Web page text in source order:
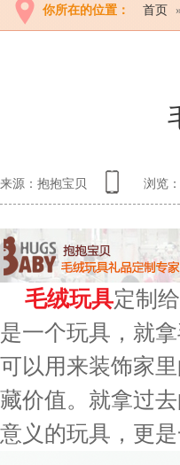
你所在的位置： 首页 »
来源：抱抱宝贝 浏览：
毛绒玩具定制
是一个玩具，就
可以用来装饰家
藏价值。就拿过
意义的玩具，更